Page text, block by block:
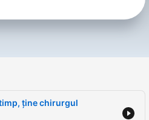
și speranța
ține chirurgul